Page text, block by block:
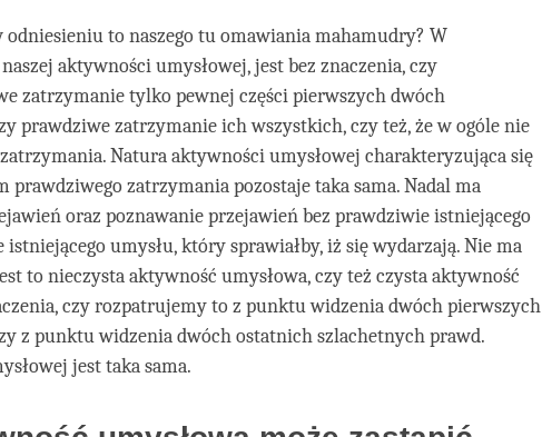
odniesieniu to naszego tu omawiania mahamudry? W
aktywności umysłowej, jest bez znaczenia, czy
zatrzymanie tylko pewnej części pierwszych dwóch
prawdziwe zatrzymanie ich wszystkich, czy też, że w ogóle nie
Natura aktywności umysłowej charakteryzująca się
zatrzymania pozostaje taka sama. Nadal ma
oraz poznawanie przejawień bez prawdziwie istniejącego
umysłu, który sprawiałby, iż się wydarzają. Nie ma
to nieczysta aktywność umysłowa, czy też czysta aktywność
czy rozpatrujemy to z punktu widzenia dwóch pierwszych
z punktu widzenia dwóch ostatnich szlachetnych prawd.
jest taka sama.